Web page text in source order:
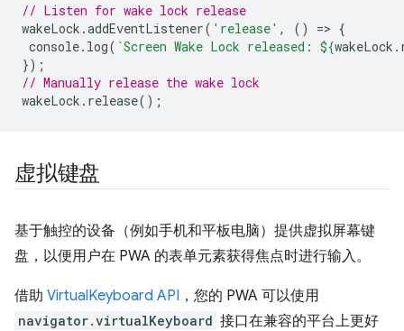
// Listen for wake lock release
wakeLock .addEventListener( 'release' , () => {
console. log( `Screen Wake Lock released: ${wakeLock .
});
// Manually release the wake lock
wakeLock . release();
虚拟键盘
基于触控的设备（例如手机和平板电脑）提供虚拟屏幕键
盘，以便用户在 PWA 的表单元素获得焦点时进行输入。
借助 VirtualKeyboard API ，您的 PWA 可以使用
navigator.virtualKeyboard 接口在兼容的平台上更好